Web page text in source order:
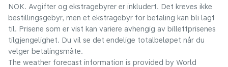
NOK. Avgifter og ekstragebyrer er inkludert. Det kreves ikke
bestillingsgebyr, men et ekstragebyr for betaling kan bli lagt
til. Prisene som er vist kan variere avhengig av billettprisenes
tilgjengelighet. Du vil se det endelige totalbeløpet når du
velger betalingsmåte.
The weather forecast information is provided by World